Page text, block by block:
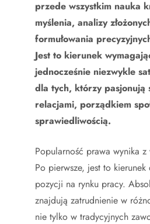
przede wszystkim nauka
myślenia, analizy
formułowania
Jest to kierunek
jednocześnie niezwykle
dla tych, którzy pasjonują
relacjami, porządkiem
sprawiedliwością.
Popularność prawa wynika
Po pierwsze, jest to
pozycji na rynku pracy.
znajdują zatrudnienie w
nie tylko w tradycyjnych